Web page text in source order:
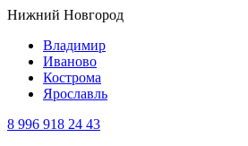
Нижний Новгород
Владимир
Иваново
Кострома
Ярославль
8 996 918 24 43